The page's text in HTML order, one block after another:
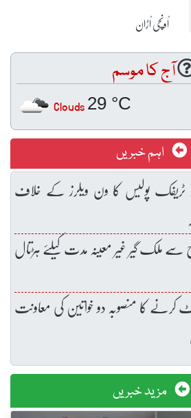
اُونچی اُڑان
آج کا موسم
29 °C
Clouds
اہم خبریں
ٹریفک پولیس کا ون ویلرز کے خلاف
سے ملک گیر غیر معینہ مدت کیلئے ہڑتال
کرنے کا منصوبہ دو خواتین کی معاونت
مزید خبریں